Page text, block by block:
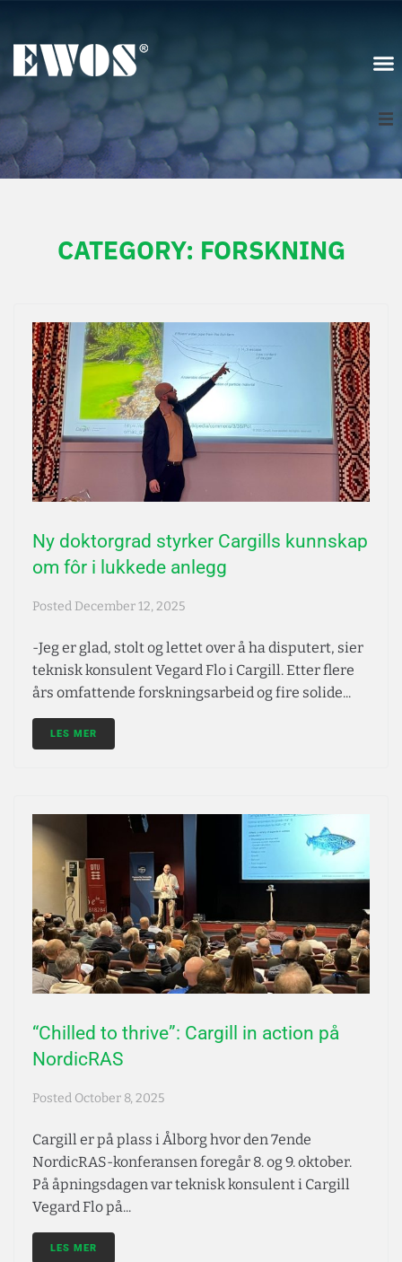
Norge
CATEGORY: FORSKNING
Ny doktorgrad styrker Cargills kunnskap
om fôr i lukkede anlegg
Posted December 12, 2025
-Jeg er glad, stolt og lettet over å ha disputert, sier
teknisk konsulent Vegard Flo i Cargill. Etter flere
års omfattende forskningsarbeid og fire solide...
LES MER
“Chilled to thrive”: Cargill in action på
NordicRAS
Posted October 8, 2025
Cargill er på plass i Ålborg hvor den 7ende
NordicRAS-konferansen foregår 8. og 9. oktober.
På åpningsdagen var teknisk konsulent i Cargill
Vegard Flo på...
LES MER